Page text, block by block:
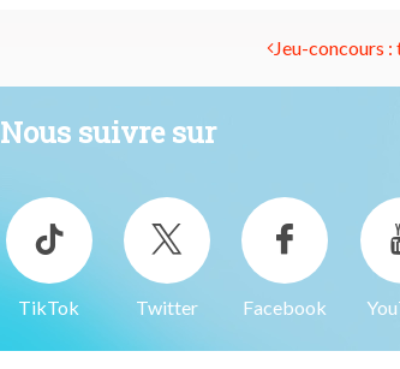
Jeu-concours :
Nous suivre sur
TikTok Twitter Facebook